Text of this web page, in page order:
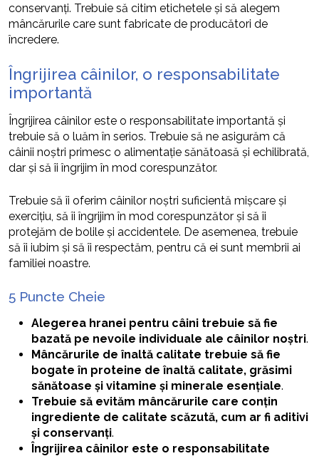
conservanți. Trebuie să citim etichetele și să alegem
mâncărurile care sunt fabricate de producători de
încredere.
Îngrijirea câinilor, o responsabilitate
importantă
Îngrijirea câinilor este o responsabilitate importantă și
trebuie să o luăm în serios. Trebuie să ne asigurăm că
câinii noștri primesc o alimentație sănătoasă și echilibrată,
dar și să îi îngrijim în mod corespunzător.
Trebuie să îi oferim câinilor noștri suficientă mișcare și
exercițiu, să îi îngrijim în mod corespunzător și să îi
protejăm de bolile și accidentele. De asemenea, trebuie
să îi iubim și să îi respectăm, pentru că ei sunt membrii ai
familiei noastre.
5 Puncte Cheie
Alegerea hranei pentru câini trebuie să fie
bazată pe nevoile individuale ale câinilor noștri.
Mâncărurile de înaltă calitate trebuie să fie
bogate în proteine de înaltă calitate, grăsimi
sănătoase și vitamine și minerale esențiale.
Trebuie să evităm mâncărurile care conțin
ingrediente de calitate scăzută, cum ar fi aditivi
și conservanți.
Îngrijirea câinilor este o responsabilitate